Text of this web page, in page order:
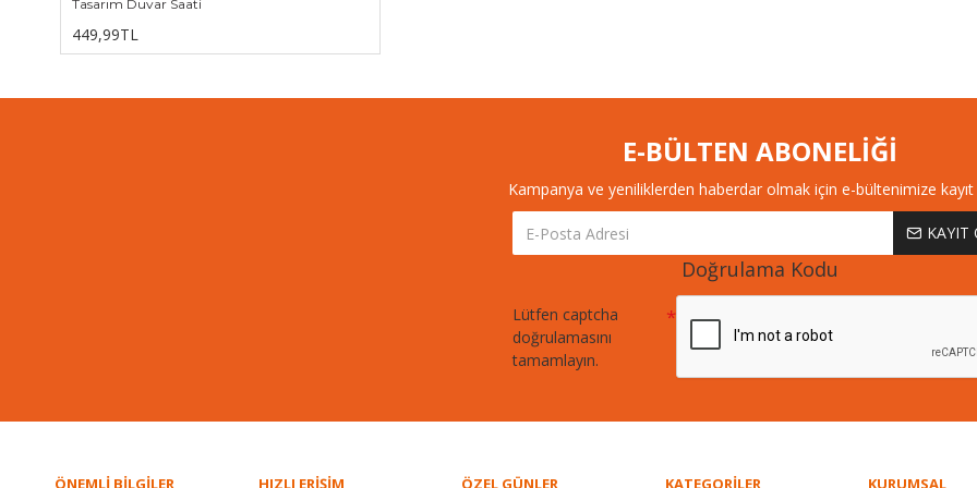
Tasarım Duvar Saati
449,99TL
E-BÜLTEN ABONELİĞİ
Kampanya ve yeniliklerden haberdar olmak için e-bültenimize kayıt
KAYIT
Doğrulama Kodu
Lütfen captcha
doğrulamasını
tamamlayın.
ÖNEMLİ BİLGİLER HIZLI ERİŞİM ÖZEL GÜNLER KATEGORİLER KURUMSAL